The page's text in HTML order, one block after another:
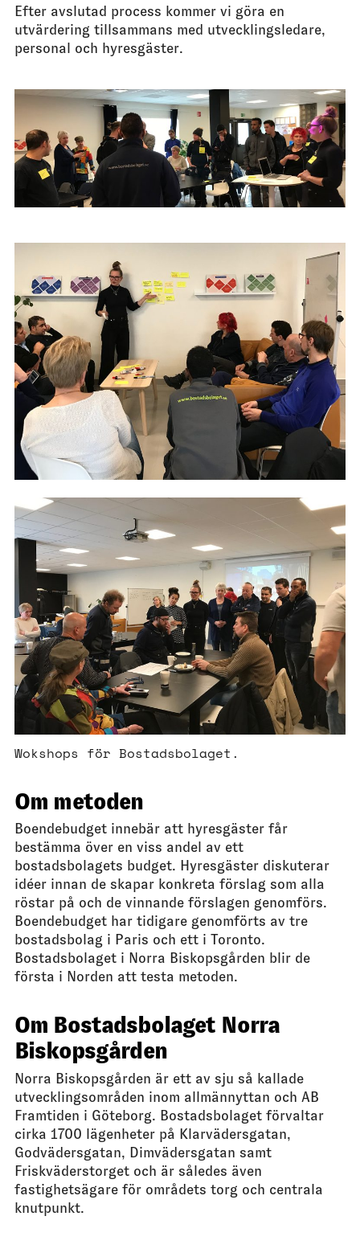
Efter avslutad process kommer vi göra en
utvärdering tillsammans med utvecklingsledare,
personal och hyresgäster.
Wokshops för Bostadsbolaget.
Om metoden
Boendebudget innebär att hyresgäster får
bestämma över en viss andel av ett
bostadsbolagets budget. Hyresgäster diskuterar
idéer innan de skapar konkreta förslag som alla
röstar på och de vinnande förslagen genomförs.
Boendebudget har tidigare genomförts av tre
bostadsbolag i Paris och ett i Toronto.
Bostadsbolaget i Norra Biskopsgården blir de
första i Norden att testa metoden.
Om Bostadsbolaget Norra
Biskopsgården
Norra Biskopsgården är ett av sju så kallade
utvecklingsområden inom allmännyttan och AB
Framtiden i Göteborg. Bostadsbolaget förvaltar
cirka 1700 lägenheter på Klarvädersgatan,
Godvädersgatan, Dimvädersgatan samt
Friskväderstorget och är således även
fastighetsägare för områdets torg och centrala
knutpunkt.